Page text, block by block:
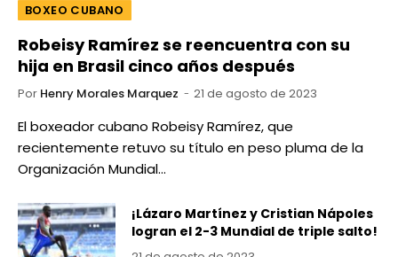
BOXEO CUBANO
Robeisy Ramírez se reencuentra con su
hija en Brasil cinco años después
Por Henry Morales Marquez 21 de agosto de 2023
El boxeador cubano Robeisy Ramírez, que
recientemente retuvo su título en peso pluma de la
Organización Mundial…
¡Lázaro Martínez y Cristian Nápoles
logran el 2-3 Mundial de triple salto!